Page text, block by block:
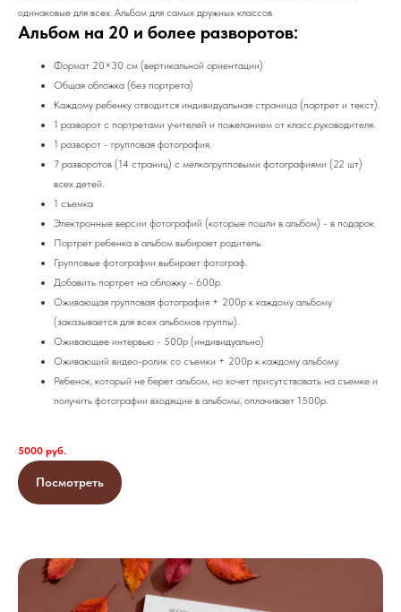
одинаковые для всех. Альбом для самых дружных классов.
Альбом на 20 и более разворотов:
Формат 20×30 см (вертикальной ориентации)
Общая обложка (без портрета)
Каждому ребенку отводится индивидуальная страница (портрет и текст).
1 разворот с портретами учителей и пожеланием от класс.руководителя.
1 разворот - групповая фотография.
7 разворотов (14 страниц) с мелкогрупповыми фотографиями (22 шт)
всех детей.
1 съемка
Электронные версии фотографий (которые пошли в альбом) - в подарок.
Портрет ребенка в альбом выбирает родитель.
Групповые фотографии выбирает фотограф.
Добавить портрет на обложку - 600р.
Оживающая групповая фотография + 200р к каждому альбому
(заказывается для всех альбомов группы).
Оживающее интервью - 500р (индивидуально)
Оживающий видео-ролик со съемки + 200р к каждому альбому.
Ребенок, который не берет альбом, но хочет присутствовать на съемке и
получить фотографии входящие в альбомы, оплачивает 1500р.
5000 руб.
Посмотреть